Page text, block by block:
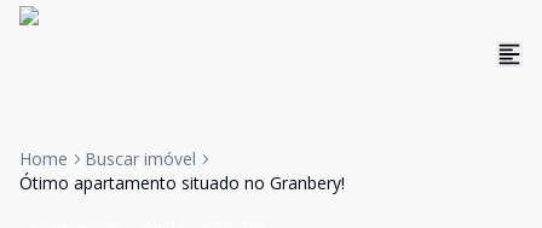
Home
Buscar imóvel
Ótimo apartamento situado no Granbery!